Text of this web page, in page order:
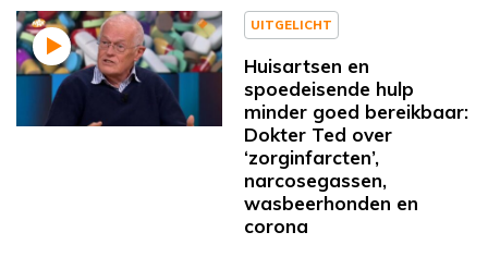
UITGELICHT
Huisartsen en
spoedeisende hulp
minder goed bereikbaar:
Dokter Ted over
‘zorginfarcten’,
narcosegassen,
wasbeerhonden en
corona